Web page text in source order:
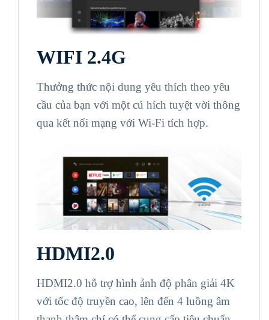
WIFI 2.4G
Thưởng thức nội dung yêu thích theo yêu
cầu của bạn với một cú hích tuyệt vời thông
qua kết nối mạng với Wi-Fi tích hợp.
HDMI2.0
HDMI2.0 hỗ trợ hình ảnh độ phân giải 4K
với tốc độ truyền cao, lên đến 4 luồng âm